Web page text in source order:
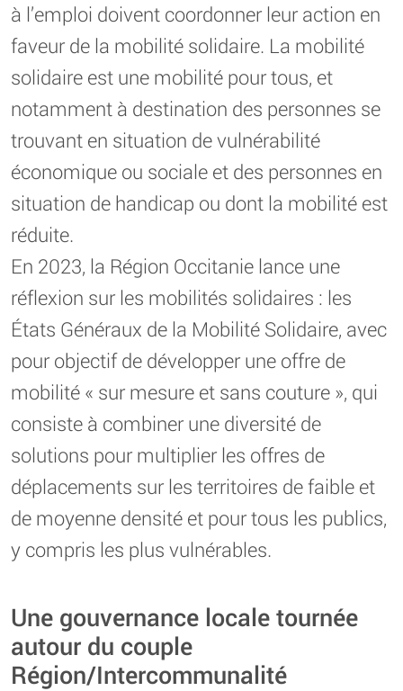
à l’emploi doivent coordonner leur action en
faveur de la mobilité solidaire. La mobilité
solidaire est une mobilité pour tous, et
notamment à destination des personnes se
trouvant en situation de vulnérabilité
économique ou sociale et des personnes en
situation de handicap ou dont la mobilité est
réduite.
En 2023, la Région Occitanie lance une
réflexion sur les mobilités solidaires : les
États Généraux de la Mobilité Solidaire, avec
pour objectif de développer une offre de
mobilité « sur mesure et sans couture », qui
consiste à combiner une diversité de
solutions pour multiplier les offres de
déplacements sur les territoires de faible et
de moyenne densité et pour tous les publics,
y compris les plus vulnérables.
Une gouvernance locale tournée
autour du couple
Région/Intercommunalité